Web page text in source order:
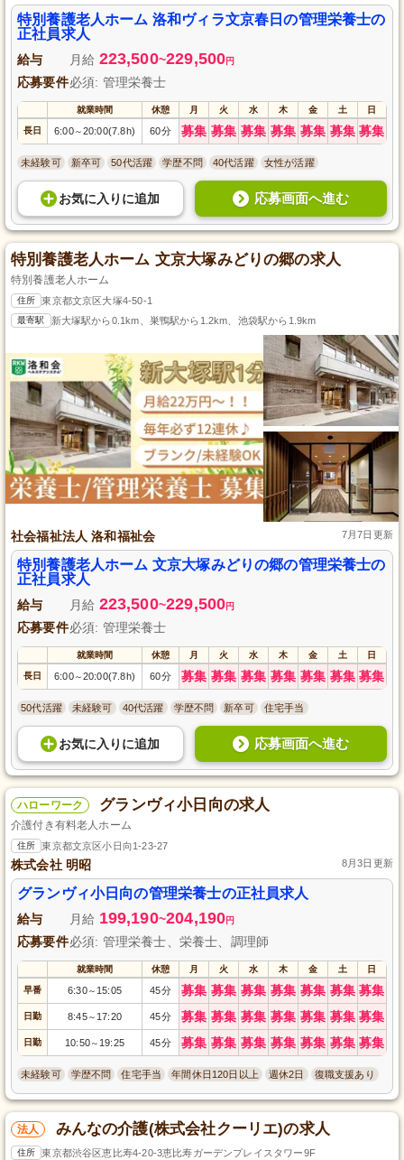
特別養護老人ホーム 洛和ヴィラ文京春日の管理栄養士の
正社員求人
給与 月給 223,500~229,500円
応募要件必須: 管理栄養士
就業時間 休憩 月 火 水 木 金 土 日
長日 6:00～20:00(7.8h) 60分 募集 募集 募集 募集 募集 募集 募集
未経験可 新卒可 50代活躍 学歴不問 40代活躍 女性が活躍
お気に入り に追加 応募画面へ進む
特別養護老人ホーム 文京大塚みどりの郷の求人
特別養護老人ホーム
住所 東京都文京区大塚4-50-1
最寄駅 新大塚駅から0.1km、巣鴨駅から1.2km、池袋駅から1.9km
社会福祉法人 洛和福祉会 7月7日更新
特別養護老人ホーム 文京大塚みどりの郷の管理栄養士の
正社員求人
給与 月給 223,500~229,500円
応募要件必須: 管理栄養士
就業時間 休憩 月 火 水 木 金 土 日
長日 6:00～20:00(7.8h) 60分 募集 募集 募集 募集 募集 募集 募集
50代活躍 未経験可 40代活躍 学歴不問 新卒可 住宅手当
お気に入り に追加 応募画面へ進む
ハローワーク グランヴィ小日向の求人
介護付き有料老人ホーム
住所 東京都文京区小日向1-23-27
株式会社 明昭 8月3日更新
グランヴィ小日向の管理栄養士の正社員求人
給与 月給 199,190~204,190円
応募要件必須: 管理栄養士、栄養士、調理師
就業時間 休憩 月 火 水 木 金 土 日
早番 6:30～ 15:05 45分 募集 募集 募集 募集 募集 募集 募集
日勤 8:45～ 17:20 45分 募集 募集 募集 募集 募集 募集 募集
日勤 10:50～ 19:25 45分 募集 募集 募集 募集 募集 募集 募集
未経験可 学歴不問 住宅手当 年間休日120日以上 週休2日 復職支援あり
法人 みんなの介護(株式会社クーリエ)の求人
住所 東京都渋谷区恵比寿4-20-3恵比寿ガーデンプレイスタワー9F